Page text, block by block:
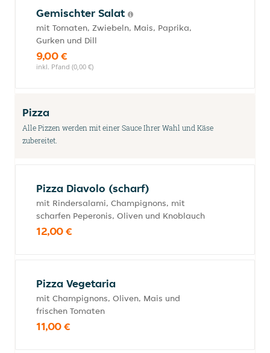
Gemischter Salat
mit Tomaten, Zwiebeln, Mais, Paprika,
Gurken und Dill
9,00 €
inkl. Pfand (0,00 €)
Pizza
Alle Pizzen werden mit einer Sauce Ihrer Wahl und Käse
zubereitet.
Pizza Diavolo (scharf)
mit Rindersalami, Champignons, mit
scharfen Peperonis, Oliven und Knoblauch
12,00 €
Pizza Vegetaria
mit Champignons, Oliven, Mais und
frischen Tomaten
11,00 €